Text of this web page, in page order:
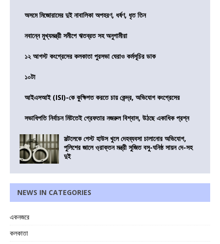
অসমে মিজোরামের দুই নাবালিকা অপহরণ, ধর্ষণ, ধৃত তিন
নবান্নে মুখ্যমন্ত্রী সমীপে ঋতব্রত সহ অনুগামীরা
১২ আগস্ট কংগ্রেসের কলকাতা পুরসভা ঘেরাও কর্মসূচির ডাক
১০টা
আইএসআই (ISI)-কে কুক্ষিগত করতে চায় কেন্দ্র, অভিযোগ কংগ্রেসের
সভাধিপতি নির্বাচন মিটতেই গ্রেফতার নজরুল বিশ্বাস, উঠছে একাধিক প্রশ্ন
সল্টলেকে গেস্ট হাউস খুলে দেহব্যবসা চালানোর অভিযোগ,
পুলিশের জালে ও্রাক্তন মন্ত্রী সুজিত বসু-ঘনিষ্ঠ সায়ন দে-সহ
দুই
NEWS IN CATEGORIES
একনজরে
কলকাতা